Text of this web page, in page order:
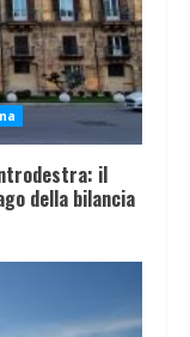
il
della bilancia